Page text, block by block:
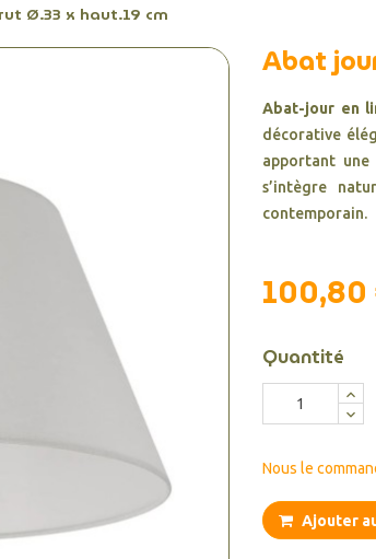
Ø.33 x haut.19 cm
Abat
Abat-jour en
décorative
apportant une
s’intègre
contemporain.
100,80
Quantité
Nous le
Ajouter